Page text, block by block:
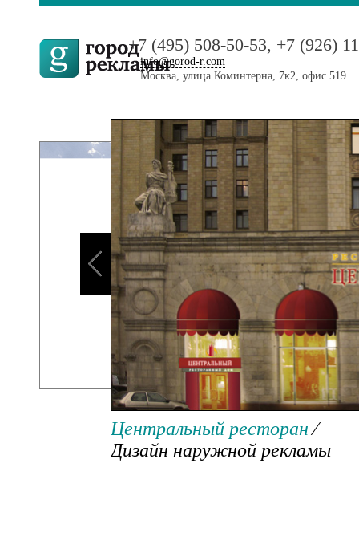
+7 (495) 508-50-53, +7 (926)
info@gorod-r.com
Москва, улица Коминтерна, 7к2, офис 519
Дизайн наружной рекламы
Центральный ресторан ⁄
Дизайн наружной рекламы